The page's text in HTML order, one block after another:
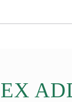
前预约）
中心（需提前预
心（需提前预约